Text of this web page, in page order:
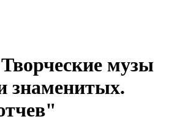
музы
знаменитых.